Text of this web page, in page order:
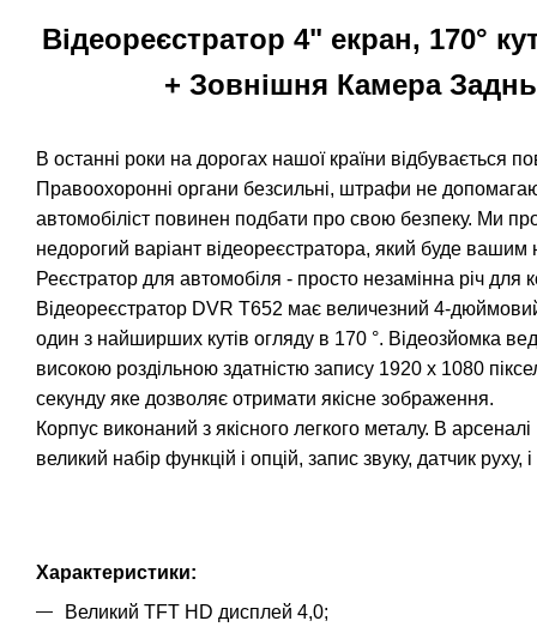
Відеореєстратор 4" екран, 170°
+ Зовнішня Камера
В останні роки на дорогах нашої країни відбувається
Правоохоронні органи безсильні, штрафи не
автомобіліст повинен подбати про свою безпеку. Ми
недорогий варіант відеореєстратора, який буде
Реєстратор для автомобіля - просто незамінна річ для
Відеореєстратор DVR Т652 має величезний 4-
один з найширших кутів огляду в 170 °. Відеозйомка
високою роздільною здатністю запису 1920 х 1080
секунду яке дозволяє отримати якісне зображення.
Корпус виконаний з якісного легкого металу. В
великий набір функцій і опцій, запис звуку, датчик руху, і
Характеристики:
Великий TFT HD дисплей 4,0;